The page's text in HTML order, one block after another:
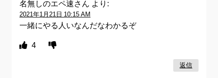
名無しのエペ速さん より:
2021年1月21日 10:15 AM
一緒にやる人いなんだなわかるぞ
4
返信